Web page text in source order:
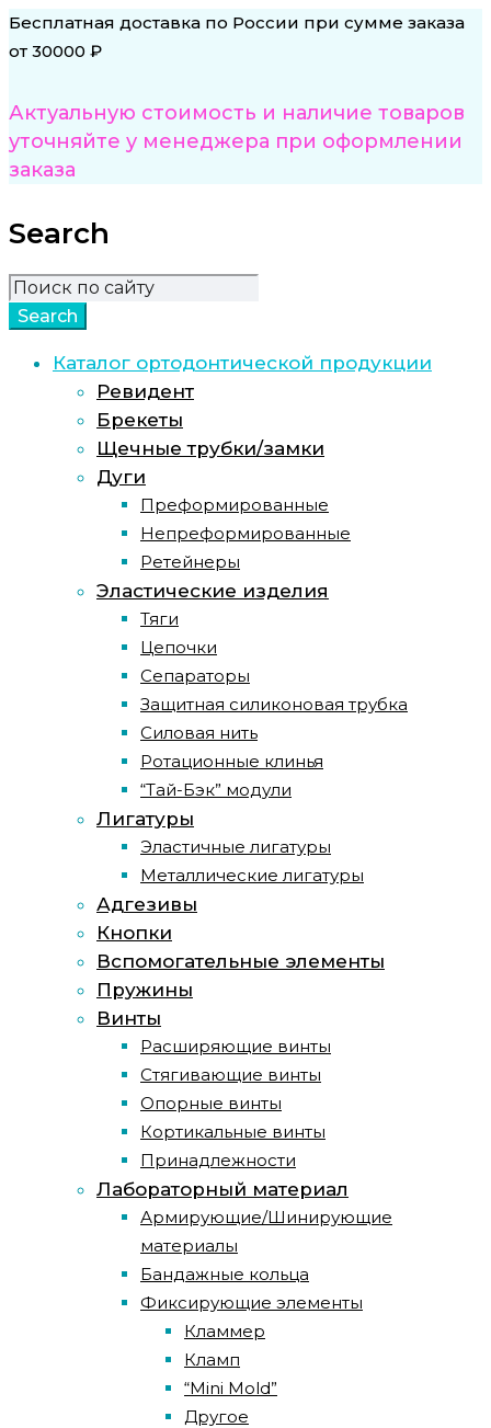
Бесплатная доставка по России при сумме заказа
от 30000 ₽
Актуальную стоимость и наличие товаров
уточняйте у менеджера при оформлении
заказа
Search
Каталог ортодонтической продукции
Ревидент
Брекеты
Щечные трубки/замки
Дуги
Преформированные
Непреформированные
Ретейнеры
Эластические изделия
Тяги
Цепочки
Сепараторы
Защитная силиконовая трубка
Силовая нить
Ротационные клинья
“Тай-Бэк” модули
Лигатуры
Эластичные лигатуры
Металлические лигатуры
Адгезивы
Кнопки
Вспомогательные элементы
Пружины
Винты
Расширяющие винты
Стягивающие винты
Опорные винты
Кортикальные винты
Принадлежности
Лабораторный материал
Армирующие/Шинирующие
материалы
Бандажные кольца
Фиксирующие элементы
Кламмер
Кламп
“Mini Mold”
Другое